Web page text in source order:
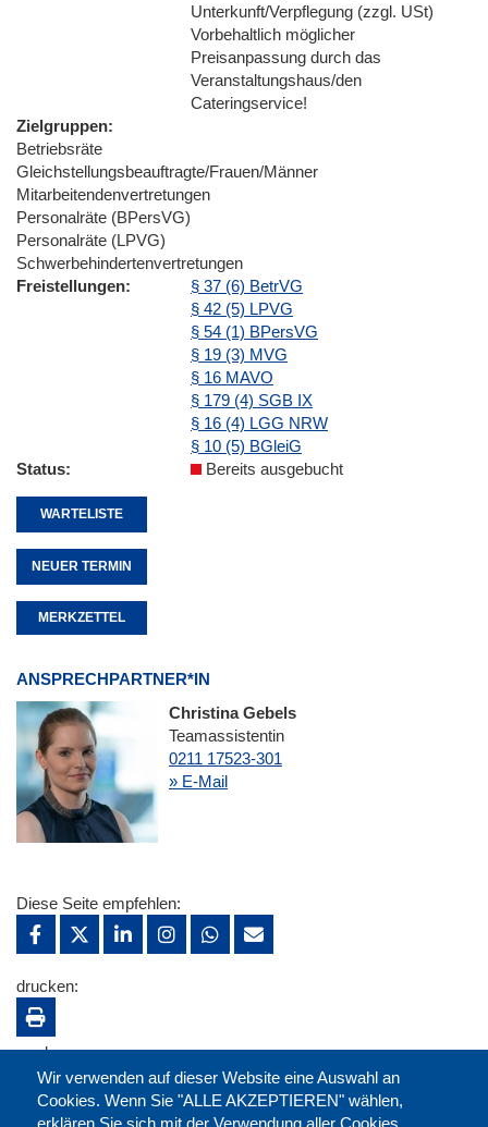
Unterkunft/Verpflegung (zzgl. USt)
Vorbehaltlich möglicher
Preisanpassung durch das
Veranstaltungshaus/den
Cateringservice!
Zielgruppen
Betriebsräte
Gleichstellungsbeauftragte/Frauen/Männer
Mitarbeitendenvertretungen
Personalräte (BPersVG)
Personalräte (LPVG)
Schwerbehindertenvertretungen
Freistellungen
§ 37 (6) BetrVG
§ 42 (5) LPVG
§ 54 (1) BPersVG
§ 19 (3) MVG
§ 16 MAVO
§ 179 (4) SGB IX
§ 16 (4) LGG NRW
§ 10 (5) BGleiG
Status
Bereits ausgebucht
WARTELISTE
NEUER TERMIN
MERKZETTEL
ANSPRECHPARTNER*IN
Christina Gebels
Teamassistentin
0211 17523-301
» E-Mail
Wir verwenden auf dieser Website eine Auswahl an
Cookies. Wenn Sie "ALLE AKZEPTIEREN" wählen,
erklären Sie sich mit der Verwendung aller Cookies
Diese Seite empfehlen:
drucken:
merken: